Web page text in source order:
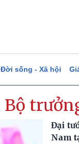
Đời sống - Xã hội
Bộ
Đại
Nam